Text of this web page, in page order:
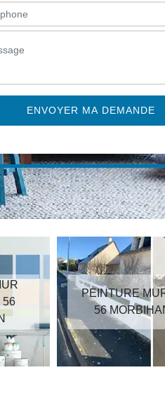
56
PEINTURE
56